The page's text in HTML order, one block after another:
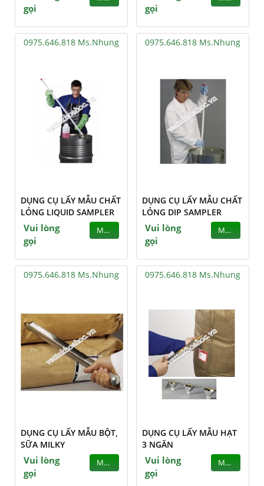
gọi
gọi
0975.646.818 Ms.Nhung
DỤNG CỤ LẤY MẪU CHẤT
LỎNG LIQUID SAMPLER
Vui lòng
gọi
MUA
0975.646.818 Ms.Nhung
DỤNG CỤ LẤY MẪU CHẤT
LỎNG DIP SAMPLER
Vui lòng
gọi
MUA
0975.646.818 Ms.Nhung
DỤNG CỤ LẤY MẪU BỘT,
SỮA MILKY
Vui lòng
gọi
MUA
0975.646.818 Ms.Nhung
DỤNG CỤ LẤY MẪU HẠT
3 NGĂN
Vui lòng
gọi
MUA